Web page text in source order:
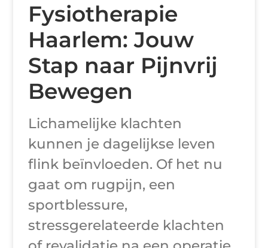
Fysiotherapie
Haarlem: Jouw
Stap naar Pijnvrij
Bewegen
Lichamelijke klachten
kunnen je dagelijkse leven
flink beïnvloeden. Of het nu
gaat om rugpijn, een
sportblessure,
stressgerelateerde klachten